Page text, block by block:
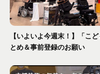
【いよいよ今週末！】「こ
とめ＆事前登録のお願い